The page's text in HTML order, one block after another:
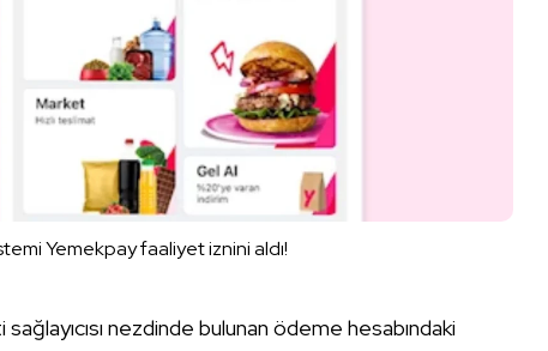
Yemekpay faaliyet iznini aldı!
nezdinde bulunan ödeme hesabındaki